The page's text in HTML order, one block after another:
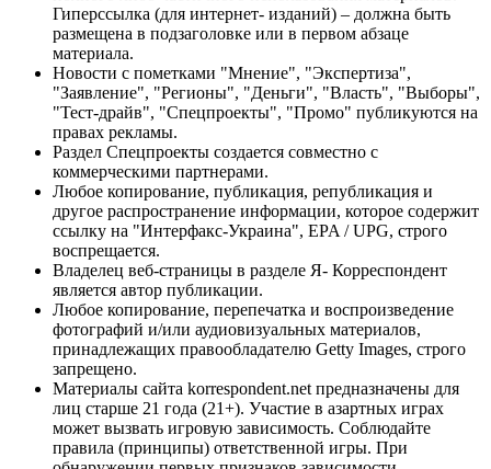
Гиперссылка (для интернет- изданий) – должна быть
размещена в подзаголовке или в первом абзаце
материала.
Новости с пометками "Мнение", "Экспертиза",
"Заявление", "Регионы", "Деньги", "Власть", "Выборы",
"Тест-драйв", "Спецпроекты", "Промо" публикуются на
правах рекламы.
Раздел Спецпроекты создается совместно с
коммерческими партнерами.
Любое копирование, публикация, републикация и
другое распространение информации, которое содержит
ссылку на "Интерфакс-Украина", EPA / UPG, строго
воспрещается.
Владелец веб-страницы в разделе Я- Корреспондент
является автор публикации.
Любое копирование, перепечатка и воспроизведение
фотографий и/или аудиовизуальных материалов,
принадлежащих правообладателю Getty Images, строго
запрещено.
Материалы сайта korrespondent.net предназначены для
лиц старше 21 года (21+). Участие в азартных играх
может вызвать игровую зависимость. Соблюдайте
правила (принципы) ответственной игры. При